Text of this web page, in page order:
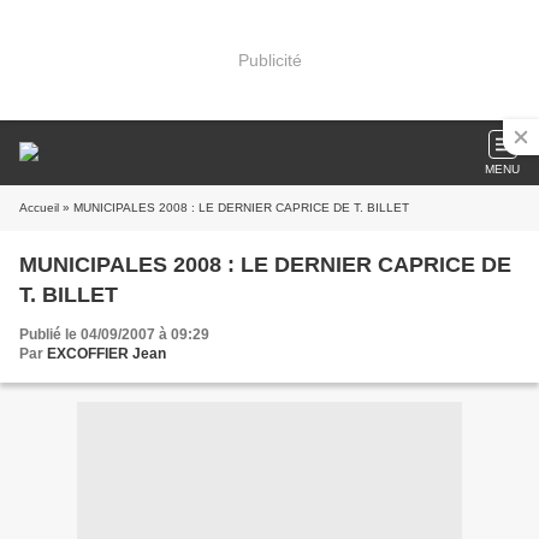
Publicité
MENU
Accueil » MUNICIPALES 2008 : LE DERNIER CAPRICE DE T. BILLET
MUNICIPALES 2008 : LE DERNIER CAPRICE DE
T. BILLET
Publié le 04/09/2007 à 09:29
Par EXCOFFIER Jean